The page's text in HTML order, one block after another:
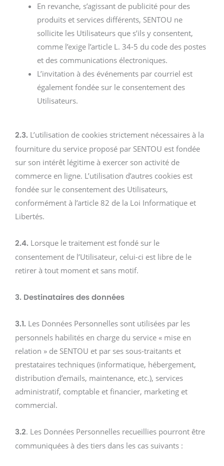
En revanche, s’agissant de publicité pour des
produits et services différents, SENTOU ne
sollicite les Utilisateurs que s’ils y consentent,
comme l’exige l’article L. 34-5 du code des postes
et des communications électroniques.
L’invitation à des événements par courriel est
également fondée sur le consentement des
Utilisateurs.
2.3. L’utilisation de cookies strictement nécessaires à la
fourniture du service proposé par SENTOU est fondée
sur son intérêt légitime à exercer son activité de
commerce en ligne. L’utilisation d’autres cookies est
fondée sur le consentement des Utilisateurs,
conformément à l’article 82 de la Loi Informatique et
Libertés.
2.4. Lorsque le traitement est fondé sur le
consentement de l’Utilisateur, celui-ci est libre de le
retirer à tout moment et sans motif.
3. Destinataires des données
3.1. Les Données Personnelles sont utilisées par les
personnels habilités en charge du service « mise en
relation » de SENTOU et par ses sous-traitants et
prestataires techniques (informatique, hébergement,
distribution d’emails, maintenance, etc.), services
administratif, comptable et financier, marketing et
commercial.
3.2. Les Données Personnelles recueillies pourront être
communiquées à des tiers dans les cas suivants :